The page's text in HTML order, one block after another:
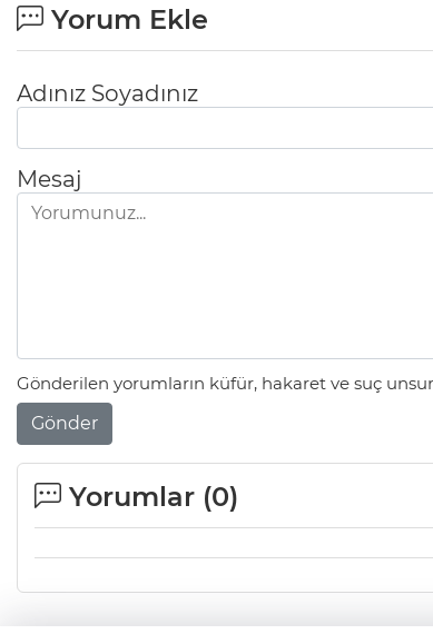
Yorum Ekle
Adınız Soyadınız
Mesaj
Gönderilen yorumların küfür, hakaret ve suç
Gönder
Yorumlar (0)